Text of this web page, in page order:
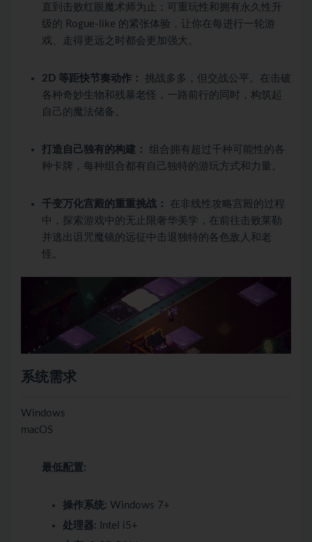
直到击败红眼魔术师为止；可重玩性和拥有永久性升
级的 Rogue-like 的紧张体验，让你在每进行一轮游
戏、走得更远之时都会更加强大。
2D 等距快节奏动作：
挑战多多，但交战公平。在击破
各种奇妙生物和残暴老怪，一路前行的同时，构筑起
自己的魔法储备。
打造自己独有的构建：
组合拥有超过千种可能性的各
种卡牌，每种组合都有自己独特的游玩方式和力量。
千变万化宫殿的重重挑战：
在非线性攻略宫殿的过程
中，探索游戏中的无止限奢华美学，在前往击败莱勒
并逃出诅咒魔镜的远征中击退独特的各色敌人和老
怪。
系统需求
Windows
macOS
最低配置:
操作系统: Windows 7+
处理器: Intel i5+